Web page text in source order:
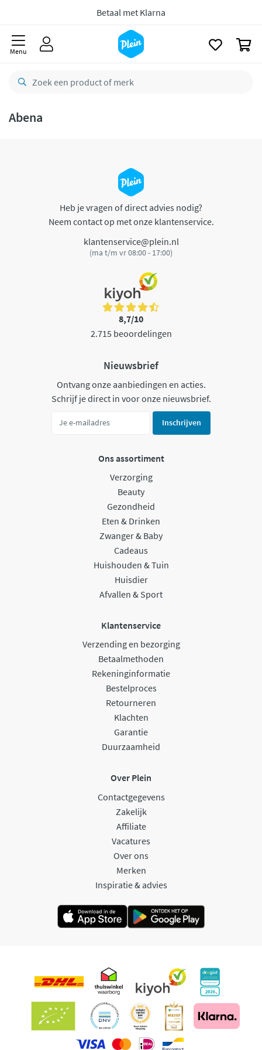
Betaal met Klarna
Menu
Abena
Heb je vragen of direct advies nodig?
Neem contact op met onze klantenservice.
klantenservice@plein.nl
(ma t/m vr 08:00 - 17:00)
8,7/10
2.715 beoordelingen
Nieuwsbrief
Ontvang onze aanbiedingen en acties.
Schrijf je direct in voor onze nieuwsbrief.
Inschrijven
Ons assortiment
Verzorging
Beauty
Gezondheid
Eten & Drinken
Zwanger & Baby
Cadeaus
Huishouden & Tuin
Huisdier
Afvallen & Sport
Klantenservice
Verzending en bezorging
Betaalmethoden
Rekeninginformatie
Bestelproces
Retourneren
Klachten
Garantie
Duurzaamheid
Over Plein
Contactgegevens
Zakelijk
Affiliate
Vacatures
Over ons
Merken
Inspiratie & advies